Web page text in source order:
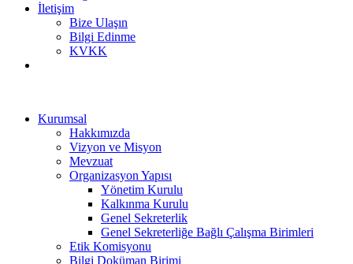
İletişim
Bize Ulaşın
Bilgi Edinme
KVKK
Kurumsal
Hakkımızda
Vizyon ve Misyon
Mevzuat
Organizasyon Yapısı
Yönetim Kurulu
Kalkınma Kurulu
Genel Sekreterlik
Genel Sekreterliğe Bağlı Çalışma Birimleri
Etik Komisyonu
Bilgi Doküman Birimi